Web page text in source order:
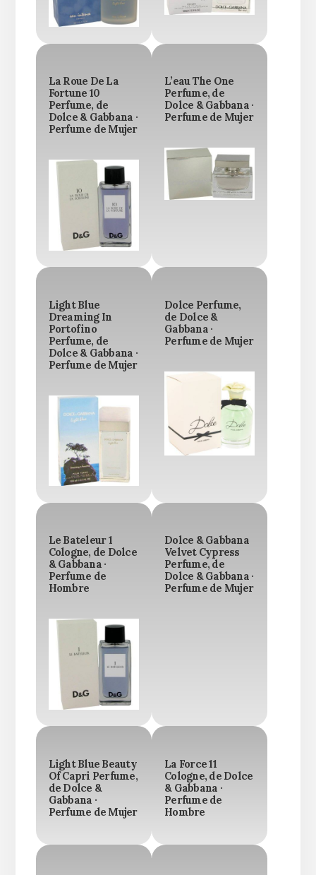
La Roue De La
Fortune 10
Perfume, de
Dolce & Gabbana ·
Perfume de Mujer
L’eau The One
Perfume, de
Dolce & Gabbana ·
Perfume de Mujer
Light Blue
Dreaming In
Portofino
Perfume, de
Dolce & Gabbana ·
Perfume de Mujer
Dolce Perfume,
de Dolce &
Gabbana ·
Perfume de Mujer
Le Bateleur 1
Cologne, de Dolce
& Gabbana ·
Perfume de
Hombre
Dolce & Gabbana
Velvet Cypress
Perfume, de
Dolce & Gabbana ·
Perfume de Mujer
Light Blue Beauty
Of Capri Perfume,
de Dolce &
Gabbana ·
Perfume de Mujer
La Force 11
Cologne, de Dolce
& Gabbana ·
Perfume de
Hombre